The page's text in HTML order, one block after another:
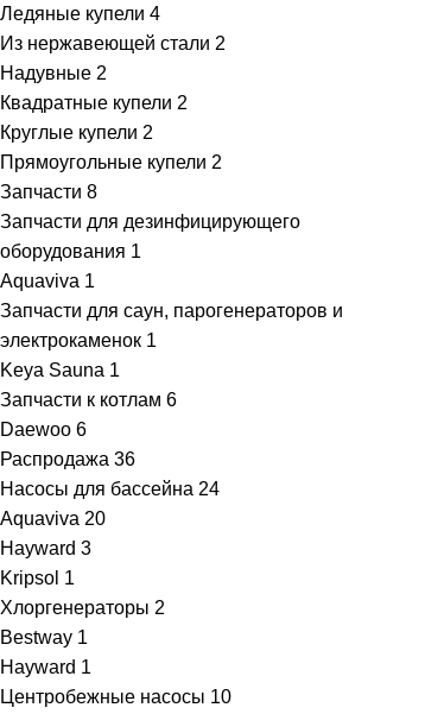
Ледяные купели 4
Из нержавеющей стали 2
Надувные 2
Квадратные купели 2
Круглые купели 2
Прямоугольные купели 2
Запчасти 8
Запчасти для дезинфицирующего
оборудования 1
Aquaviva 1
Запчасти для саун, парогенераторов и
электрокаменок 1
Keya Sauna 1
Запчасти к котлам 6
Daewoo 6
Распродажа 36
Насосы для бассейна 24
Aquaviva 20
Hayward 3
Kripsol 1
Хлоргенераторы 2
Bestway 1
Hayward 1
Центробежные насосы 10